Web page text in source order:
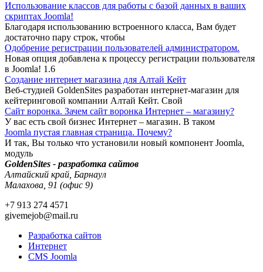
Использование классов для работы с базой данных в ваших
скриптах Joomla!
Благодаря использованию встроенного класса, Вам будет
достаточно пару строк, чтобы
Одобрение регистрации пользователей администратором.
Новая опция добавлена к процессу регистрации пользователя
в Joomla! 1.6
Создание интернет магазина для Алтай Кейт
Веб-студией GoldenSites разработан интернет-магазин для
кейтеринговой компании Алтай Кейт. Свой
Сайт воронка. Зачем сайт воронка Интернет – магазину?
У вас есть свой бизнес Интернет – магазин. В таком
Joomla пустая главная страница. Почему?
И так, Вы только что установили новый компонент Joomla,
модуль
GoldenSites - разработка сайтов
Алтайский край, Барнаул
Малахова, 91 (офис 9)
+7 913 274 4571
givemejob@mail.ru
Разработка сайтов
Интернет
CMS Joomla